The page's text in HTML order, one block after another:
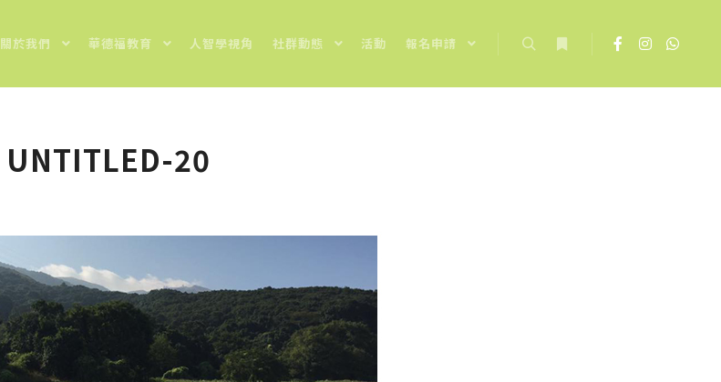
關於我們 華德福教育 人智學視角 社群動態 活動 報名申請
UNTITLED-20